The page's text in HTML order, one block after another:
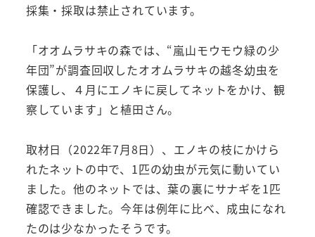
採集・採取は禁止されています。
「オオムラサキの森では、“嵐山モウモウ緑の少
年団”が調査回収したオオムラサキの越冬幼虫を
保護し、４月にエノキに戻してネットをかけ、観
察しています」と植田さん。
取材日（2022年7月8日）、エノキの枝にかけら
れたネットの中で、1匹の幼虫が元気に動いてい
ました。他のネットでは、葉の裏にサナギを1匹
確認できました。今年は例年に比べ、成虫になれ
たのは少なかったそうです。